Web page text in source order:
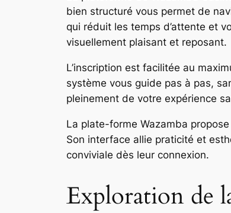
bien structuré vous permet de
qui réduit les temps d’attente et
visuellement plaisant et reposant.
L’inscription est facilitée au
système vous guide pas à pas,
pleinement de votre expérience
La plate-forme Wazamba
Son interface allie praticité et
conviviale dès leur connexion.
Exploration de